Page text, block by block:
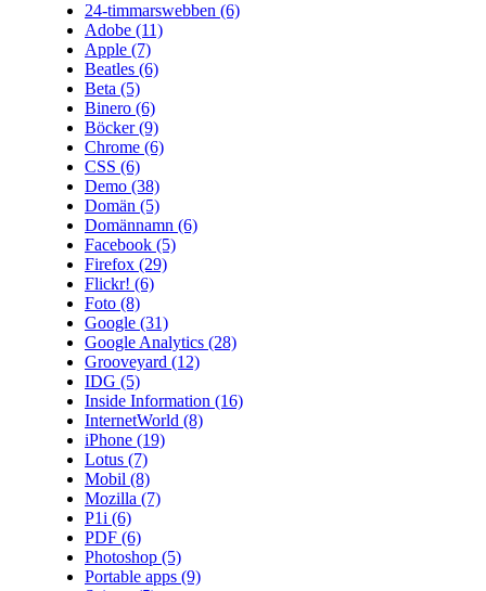
24-timmarswebben (6)
Adobe (11)
Apple (7)
Beatles (6)
Beta (5)
Binero (6)
Böcker(9)
Chrome (6)
CSS (6)
Demo (38)
Domän (5)
Domännamn (6)
Facebook (5)
Firefox (29)
Flickr! (6)
Foto (8)
Google (31)
Google Analytics (28)
Grooveyard (12)
IDG (5)
Inside Information (16)
InternetWorld (8)
iPhone (19)
Lotus (7)
Mobil (8)
Mozilla (7)
P1i (6)
PDF (6)
Photoshop (5)
Portable apps (9)